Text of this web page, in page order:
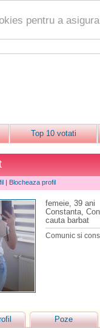
pentru a
Top 10 votati
| Blocheaza profil
femeie, 39 ani
Constanta,
cauta barbat
Comunic si
Poze